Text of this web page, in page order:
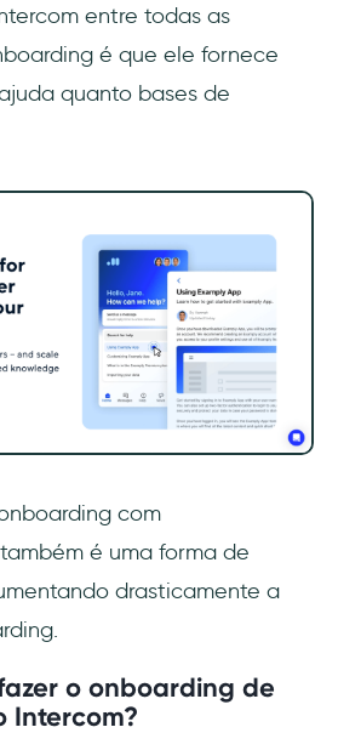
entre todas as
é que ele fornece
quanto bases de
com
é uma forma de
drasticamente a
o onboarding de
Intercom?